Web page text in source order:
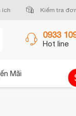
ích Kiểm tra
0933
Hot line
Mãi